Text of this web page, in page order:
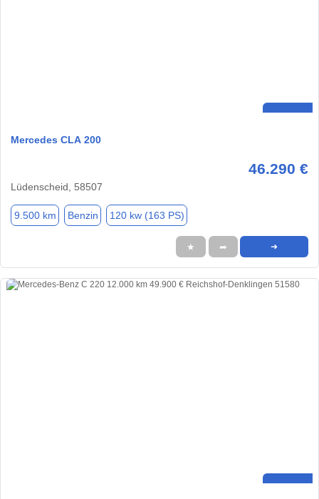
Mercedes CLA 200
46.290 €
Lüdenscheid, 58507
9.500 km Benzin 120 kw (163 PS)
★ ➦ ➜